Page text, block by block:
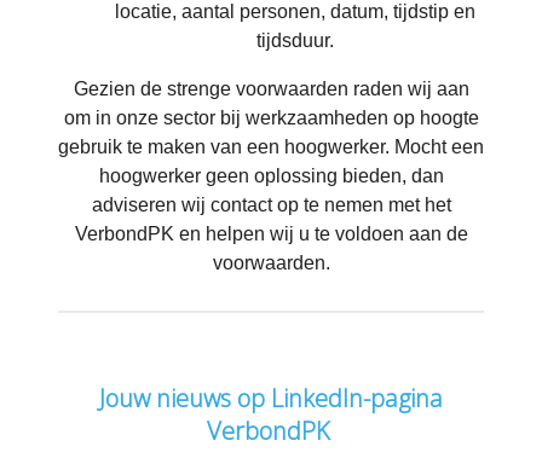
locatie, aantal personen, datum, tijdstip en
tijdsduur.
Gezien de strenge voorwaarden raden wij aan
om in onze sector bij werkzaamheden op hoogte
gebruik te maken van een hoogwerker. Mocht een
hoogwerker geen oplossing bieden, dan
adviseren wij contact op te nemen met het
VerbondPK en helpen wij u te voldoen aan de
voorwaarden.
Jouw nieuws op LinkedIn-pagina
VerbondPK